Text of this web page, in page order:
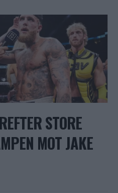
STORE
MOT JAKE